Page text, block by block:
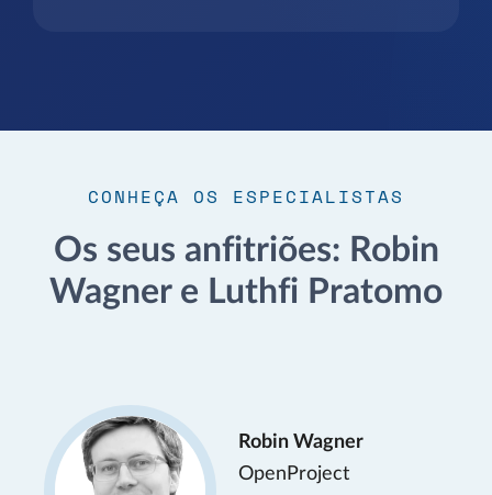
CONHEÇA OS ESPECIALISTAS
Os seus anfitriões: Robin
Wagner e Luthfi Pratomo
Robin Wagner
OpenProject